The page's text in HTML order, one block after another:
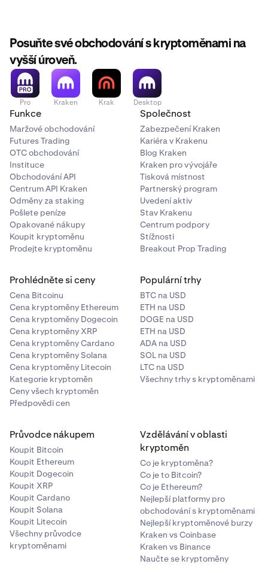
Posuňte své obchodování s kryptoměnami na
vyšší úroveň.
Pro Kraken Krak Desktop
Funkce
Maržové obchodování
Futures Trading
OTC obchodování
Instituce
Obchodování API
Centrum API Kraken
Odměny za staking
Pošlete peníze
Opakované nákupy
Koupit kryptoměnu
Prodejte kryptoměnu
Společnost
Zabezpečení Kraken
Kariéra v Krakenu
Blog Kraken
Kraken pro vývojáře
Tisková místnost
Partnerský program
Uvedení aktiv
Stav Krakenu
Centrum podpory
Stížnosti
Breakout Prop Trading
Prohlédněte si ceny
Cena Bitcoinu
Cena kryptoměny Ethereum
Cena kryptoměny Dogecoin
Cena kryptoměny XRP
Cena kryptoměny Cardano
Cena kryptoměny Solana
Cena kryptoměny Litecoin
Kategorie kryptoměn
Ceny všech kryptoměn
Předpovědi cen
Populární trhy
BTC na USD
ETH na USD
DOGE na USD
ETH na USD
ADA na USD
SOL na USD
LTC na USD
Všechny trhy s kryptoměnami
Průvodce nákupem
Koupit Bitcoin
Koupit Ethereum
Koupit Dogecoin
Koupit XRP
Koupit Cardano
Koupit Solana
Koupit Litecoin
Všechny průvodce
kryptoměnami
Vzdělávání v oblasti
kryptoměn
Co je kryptoměna?
Co je to Bitcoin?
Co je Ethereum?
Nejlepší platformy pro
obchodování s kryptoměnami
Nejlepší kryptoměnové burzy
Kraken vs Coinbase
Kraken vs Binance
Naučte se kryptoměny